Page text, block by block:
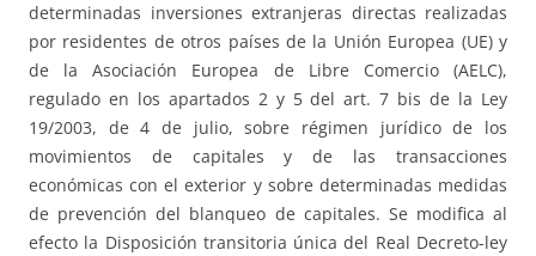
determinadas inversiones extranjeras directas realizadas
por residentes de otros países de la Unión Europea (UE) y
de la Asociación Europea de Libre Comercio (AELC),
regulado en los apartados 2 y 5 del art. 7 bis de la Ley
19/2003, de 4 de julio, sobre régimen jurídico de los
movimientos de capitales y de las transacciones
económicas con el exterior y sobre determinadas medidas
de prevención del blanqueo de capitales. Se modifica al
efecto la Disposición transitoria única del Real Decreto-ley